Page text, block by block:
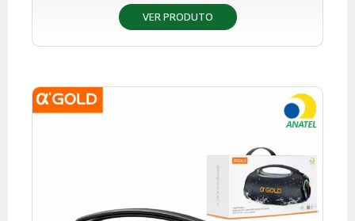
VER PRODUTO